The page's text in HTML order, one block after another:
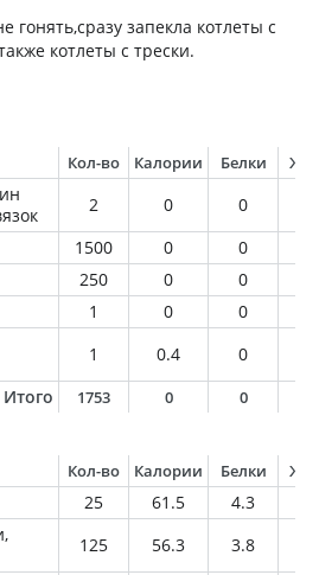
гонять,сразу запекла котлеты с
котлеты с трески.
Кол-во Калории Белки
2 0 0
1500 0 0
250 0 0
1 0 0
1 0.4 0
Итого
1753 0 0
Кол-во Калории Белки
25 61.5 4.3
125 56.3 3.8